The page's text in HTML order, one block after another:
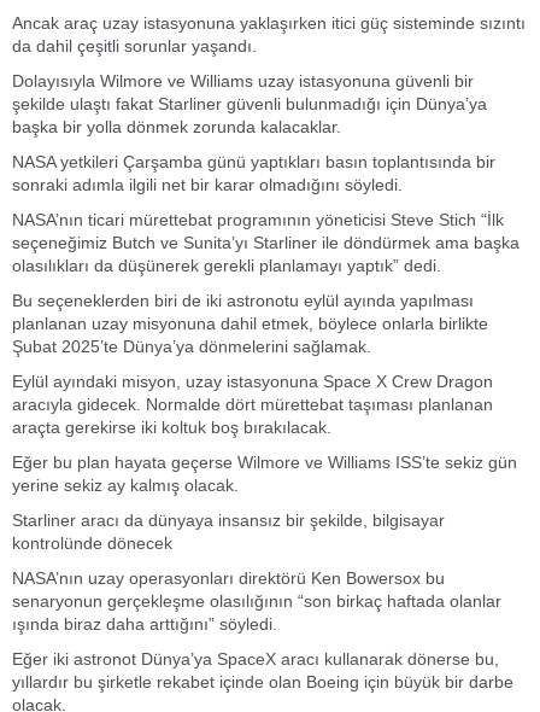
Ancak araç uzay istasyonuna yaklaşırken itici güç sisteminde sızıntı
da dahil çeşitli sorunlar yaşandı.
Dolayısıyla Wilmore ve Williams uzay istasyonuna güvenli bir
şekilde ulaştı fakat Starliner güvenli bulunmadığı için Dünya’ya
başka bir yolla dönmek zorunda kalacaklar.
NASA yetkileri Çarşamba günü yaptıkları basın toplantısında bir
sonraki adımla ilgili net bir karar olmadığını söyledi.
NASA’nın ticari mürettebat programının yöneticisi Steve Stich “İlk
seçeneğimiz Butch ve Sunita’yı Starliner ile döndürmek ama başka
olasılıkları da düşünerek gerekli planlamayı yaptık” dedi.
Bu seçeneklerden biri de iki astronotu eylül ayında yapılması
planlanan uzay misyonuna dahil etmek, böylece onlarla birlikte
Şubat 2025’te Dünya’ya dönmelerini sağlamak.
Eylül ayındaki misyon, uzay istasyonuna Space X Crew Dragon
aracıyla gidecek. Normalde dört mürettebat taşıması planlanan
araçta gerekirse iki koltuk boş bırakılacak.
Eğer bu plan hayata geçerse Wilmore ve Williams ISS’te sekiz gün
yerine sekiz ay kalmış olacak.
Starliner aracı da dünyaya insansız bir şekilde, bilgisayar
kontrolünde dönecek
NASA’nın uzay operasyonları direktörü Ken Bowersox bu
senaryonun gerçekleşme olasılığının “son birkaç haftada olanlar
ışında biraz daha arttığını” söyledi.
Eğer iki astronot Dünya’ya SpaceX aracı kullanarak dönerse bu,
yıllardır bu şirketle rekabet içinde olan Boeing için büyük bir darbe
olacak.